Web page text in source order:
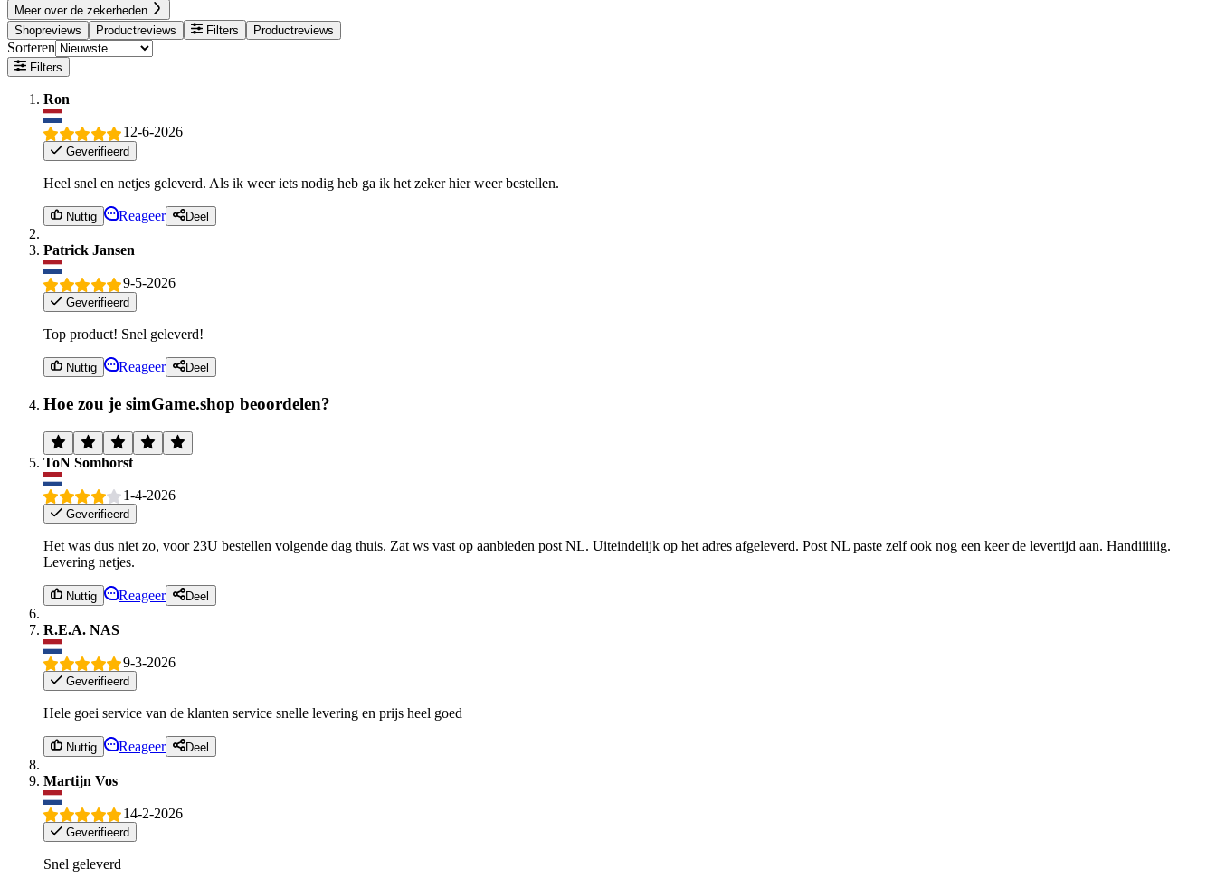
Meer over de zekerheden
Shopreviews
Productreviews Filters Productreviews
Sorteren
Filters
Ron
12-6-2026
Geverifieerd
Heel snel en netjes geleverd. Als ik weer iets nodig heb ga ik het zeker hier weer bestellen.
Nuttig Reageer Deel
Patrick Jansen
9-5-2026
Geverifieerd
Top product! Snel geleverd!
Nuttig Reageer Deel
Hoe zou je simGame.shop beoordelen?
ToN Somhorst
1-4-2026
Geverifieerd
Het was dus niet zo, voor 23U bestellen volgende dag thuis. Zat ws vast op aanbieden post NL. Uiteindelijk op het adres afgeleverd. Post NL paste zelf ook nog een keer de levertijd aan. Handiiiiiig.
Levering netjes.
Nuttig Reageer Deel
R.E.A. NAS
9-3-2026
Geverifieerd
Hele goei service van de klanten service snelle levering en prijs heel goed
Nuttig Reageer Deel
Martijn Vos
14-2-2026
Geverifieerd
Snel geleverd